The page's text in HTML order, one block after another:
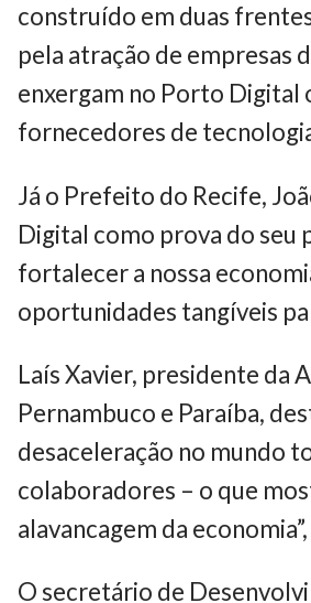
construído em duas
pela atração de empresas
enxergam no Porto Digital
fornecedores de
Já o Prefeito do Recife,
Digital como prova do seu
fortalecer a nossa
oportunidades tangíveis
Laís Xavier, presidente da
Pernambuco e Paraíba,
desaceleração no mundo
colaboradores – o que
alavancagem da
O secretário de